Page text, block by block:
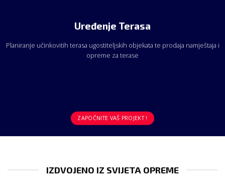
Uređenje Terasa
Planiranje učinkovitih terasa ugostiteljskih objekata te prodaja namještaja i
opreme za terase
ZAPOČNITE VAŠ PROJEKT !
IZDVOJENO IZ SVIJETA OPREME